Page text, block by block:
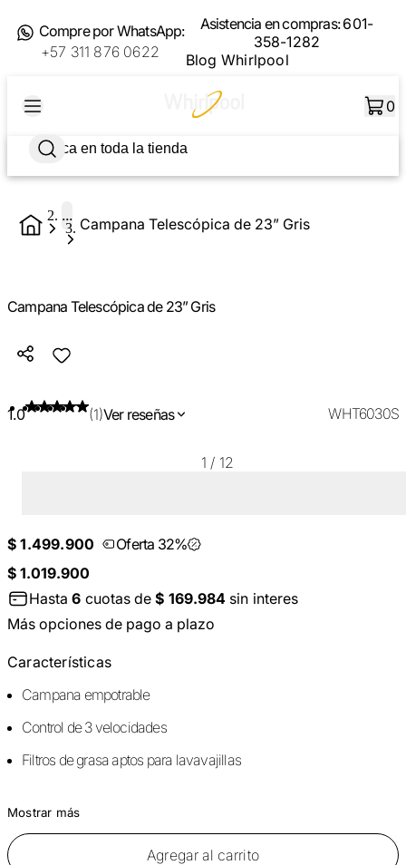
Compre por WhatsApp:
+57 311 876 0622
Asistencia en compras:601-
358-1282
Blog Whirlpool
0
... Campana Telescópica de 23” Gris
Campana Telescópica de 23” Gris
1.0 (1)Ver reseñas WHT6030S
1 / 12
$ 1.499.900
Oferta 32%
$ 1.019.900
Hasta6 cuotas de$ 169.984 sin interes
Más opciones de pago a plazo
Características
Campana empotrable
Control de 3 velocidades
Filtros de grasa aptos para lavavajillas
Mostrar más
Agregar al carrito